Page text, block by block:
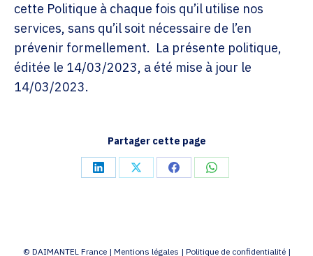
cette Politique à chaque fois qu’il utilise nos
services, sans qu’il soit nécessaire de l’en
prévenir formellement. La présente politique,
éditée le 14/03/2023, a été mise à jour le
14/03/2023.
Partager cette page
PartagerPartagerPartagerPartager
© DAIMANTEL France | Mentions légales | Politique de confidentialité|